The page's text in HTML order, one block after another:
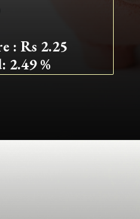
: Rs 2.25
2.49 %